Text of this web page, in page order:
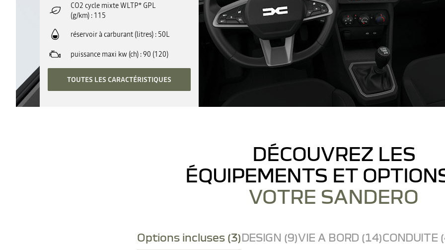
CO2 cycle mixte WLTP* GPL
(g/km) 115
réservoir à carburant (litres) 50L
puissance maxi kw (ch) 90 (120)
TOUTES LES CARACTÉRISTIQUES
DÉCOUVREZ LES
ÉQUIPEMENTS ET
VOTRE SANDERO
Options incluses (3)DESIGN (9)VIE A BORD (14)CONDUITE